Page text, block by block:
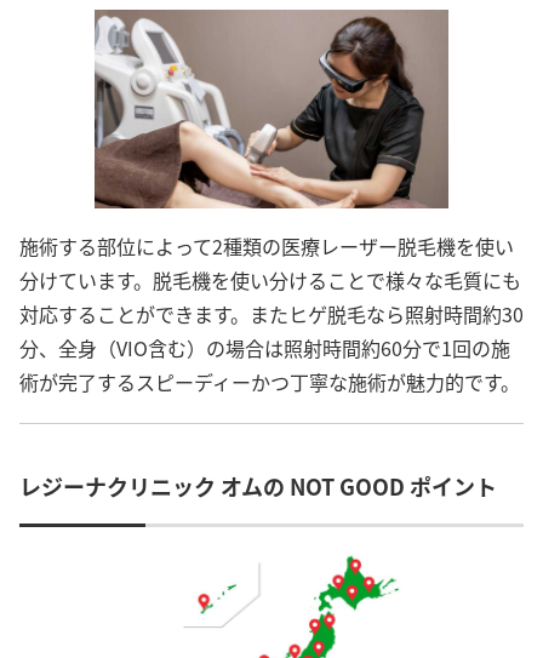
施術する部位によって2種類の医療レーザー脱毛機を使い
分けています。脱毛機を使い分けることで様々な毛質にも
対応することができます。またヒゲ脱毛なら照射時間約30
分、全身（VIO含む）の場合は照射時間約60分で1回の施
術が完了するスピーディーかつ丁寧な施術が魅力的です。
レジーナクリニック オムの NOT GOOD ポイント